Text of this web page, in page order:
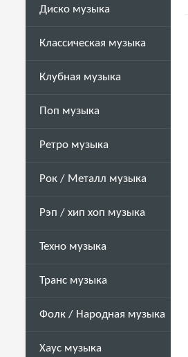
Диско музыка
Классическая музыка
Клубная музыка
Поп музыка
Ретро музыка
Рок / Металл музыка
Рэп / хип хоп музыка
Техно музыка
Транс музыка
Фолк / Народная музыка
Хаус музыка